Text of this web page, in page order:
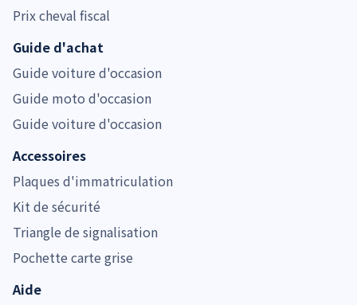
Prix cheval fiscal
Guide d'achat
Guide voiture d'occasion
Guide moto d'occasion
Guide voiture d'occasion
Accessoires
Plaques d'immatriculation
Kit de sécurité
Triangle de signalisation
Pochette carte grise
Aide